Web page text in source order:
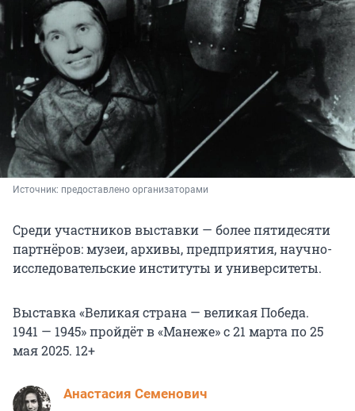
Источник: предоставлено организаторами
Среди участников выставки — более пятидесяти
партнёров: музеи, архивы, предприятия, научно-
исследовательские институты и университеты.
Выставка «Великая страна — великая Победа.
1941 — 1945» пройдёт в «Манеже» с 21 марта по 25
мая 2025. 12+
Анастасия Семенович